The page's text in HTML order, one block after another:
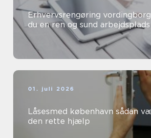
Erhvervsrengøring vordingborg sådan får
du en ren og sund arbejdsplads
01. juli 2026
Låsesmed københavn sådan vælger du
den rette hjælp